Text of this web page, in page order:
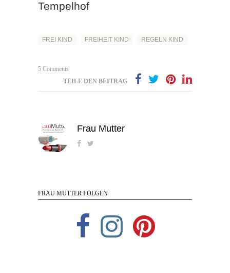
Tempelhof
FREI KIND FREIHEIT KIND REGELN KIND
5 Comments
TEILE DEN BEITRAG
Frau Mutter
FRAU MUTTER FOLGEN